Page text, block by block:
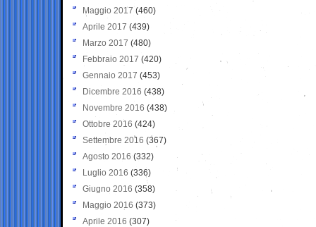
Maggio 2017 (460)
Aprile 2017 (439)
Marzo 2017 (480)
Febbraio 2017 (420)
Gennaio 2017 (453)
Dicembre 2016 (438)
Novembre 2016 (438)
Ottobre 2016 (424)
Settembre 2016 (367)
Agosto 2016 (332)
Luglio 2016 (336)
Giugno 2016 (358)
Maggio 2016 (373)
Aprile 2016 (307)